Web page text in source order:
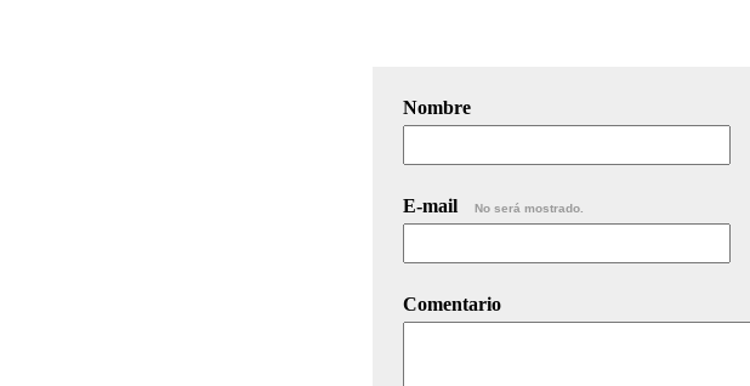
Nombre
E-mail No será mostrado.
Comentario